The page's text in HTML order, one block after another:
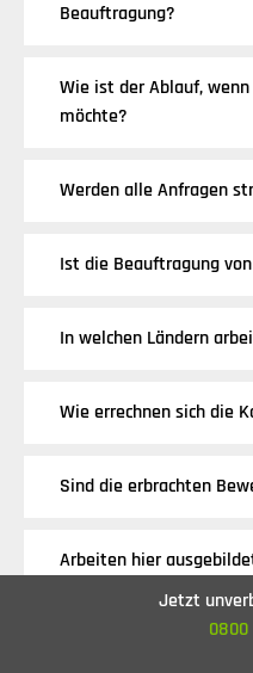
Beauftragung?
Wie ist der Ablauf,
möchte?
Werden alle Anfragen
Ist die Beauftragung
In welchen Ländern
Wie errechnen sich die
Sind die erbrachten
Arbeiten hier
Wenn Sie nichts
Jetzt
0800